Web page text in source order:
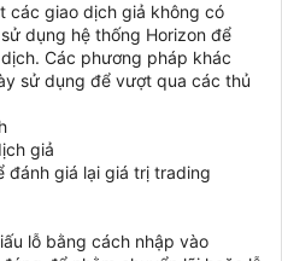
các giao dịch giả không có
dụng hệ thống Horizon để
Các phương pháp khác
sử dụng để vượt qua các thủ
giả
giá lại giá trị trading
lỗ bằng cách nhập vào